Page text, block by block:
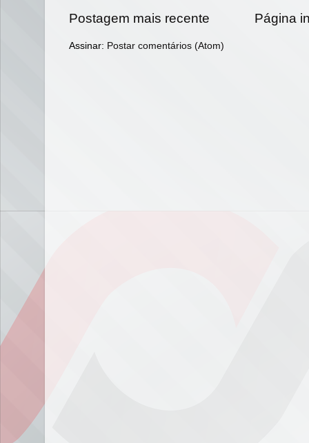
Postagem mais recente Página
Assinar: Postar comentários (Atom)